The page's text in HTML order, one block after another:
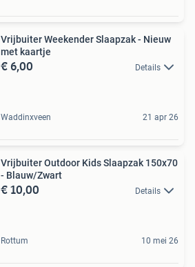
Vrijbuiter Weekender Slaapzak - Nieuw
met kaartje
€ 6,00 Details
Waddinxveen 21 apr 26
Vrijbuiter Outdoor Kids Slaapzak 150x70
- Blauw/Zwart
€ 10,00 Details
Rottum 10 mei 26